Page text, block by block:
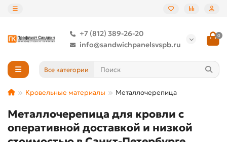
+7 (812) 389-26-20
info@sandwichpanelsvspb.ru
0
Все категории
Кровельные материалы Металлочерепица
Металлочерепица для кровли с
оперативной доставкой и низкой